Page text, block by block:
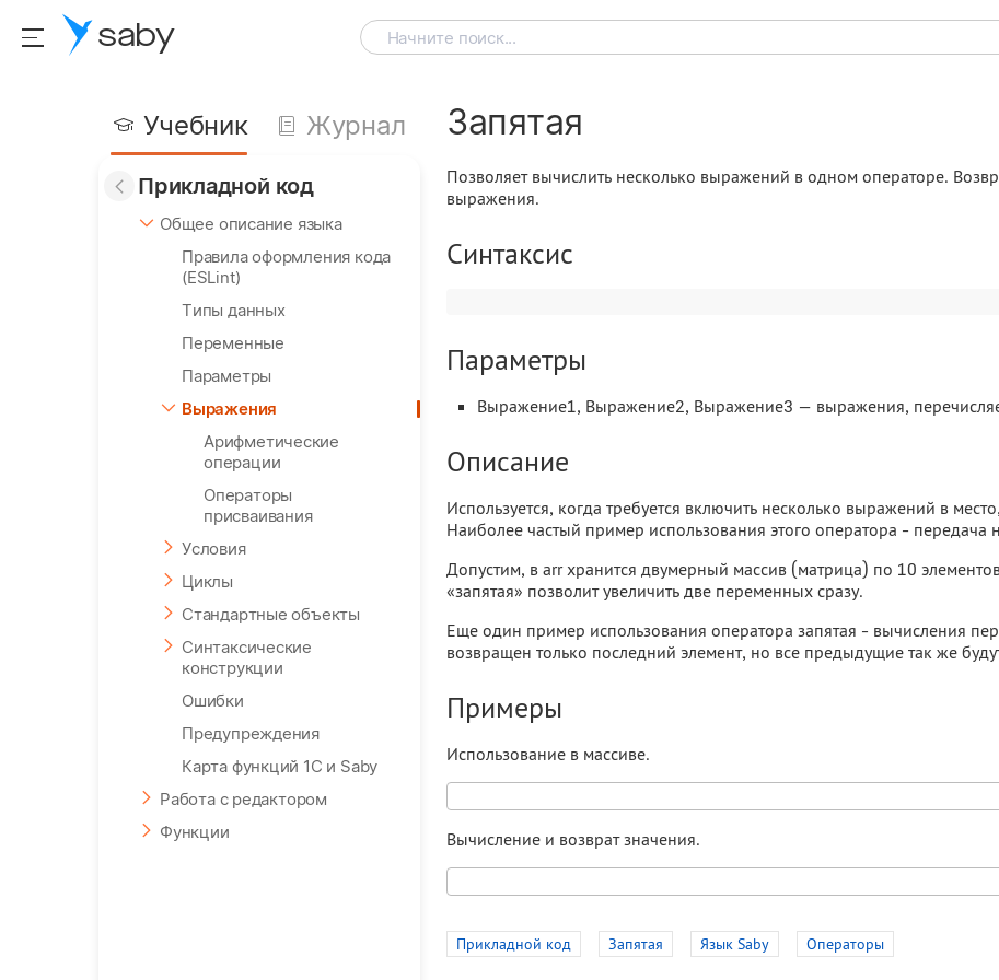
saby Начните поиск...
Учебник Журнал
Прикладной код
Общее описание языка
Правила оформления кода
(ESLint)
Типы данных
Переменные
Параметры
Выражения
Арифметические
операции
Операторы
присваивания
Условия
Циклы
Стандартные объекты
Синтаксические
конструкции
Ошибки
Предупреждения
Карта функций 1С и Saby
Работа с редактором
Функции
Запятая
Позволяет вычислить несколько выражений в одном операторе.
выражения.
Синтаксис
Параметры
Выражение1, Выражение2, Выражение3 — выражения,
Описание
Используется, когда требуется включить несколько выражений в
Наиболее частый пример использования этого оператора - передача
Допустим, в arr хранится двумерный массив (матрица) по 10
«запятая» позволит увеличить две переменных сразу.
Еще один пример использования оператора запятая - вычисления
возвращен только последний элемент, но все предыдущие так же
Примеры
Использование в массиве.
Вычисление и возврат значения.
Прикладной код Запятая Язык Saby Операторы